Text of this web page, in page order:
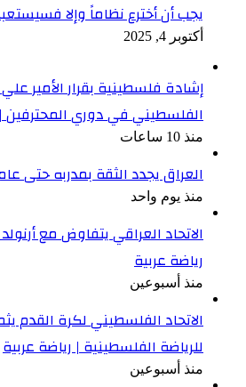
يجب أن أخترع نظاماً وإلا
أكتوبر 4, 2025
إشادة فلسطينية بقرار الأمير
الفلسطيني في دوري المحترفين |
منذ 10 ساعات
العراق يجدد الثقة بمدربه حتى عام 2027 | رياضة
منذ يوم واحد
الاتحاد العراقي يتفاوض مع
رياضة عربية
منذ أسبوعين
الاتحاد الفلسطيني لكرة القدم
للرياضة الفلسطينية | رياضة عربية
منذ أسبوعين